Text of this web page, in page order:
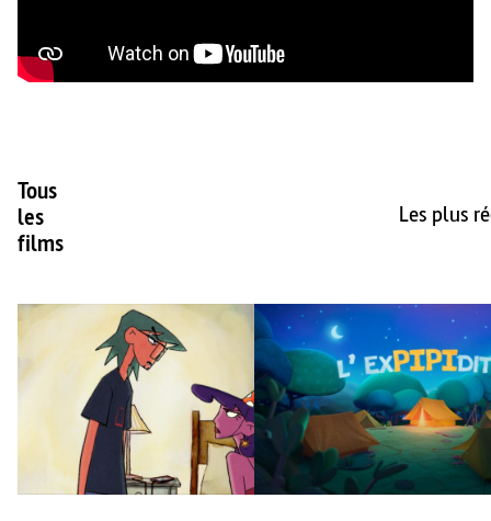
Tous
les
films
Les plus